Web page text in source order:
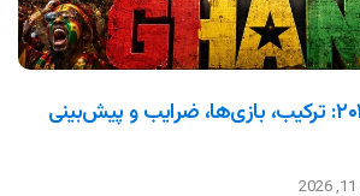
غنا در جام جهانی ۲۰۲۶: ترکیب، بازی‌ها، ضرایب و پیش‌بینی